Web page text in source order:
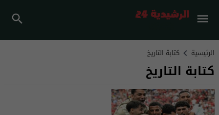
الرئيسية كتابة التاريخ
كتابة التاريخ